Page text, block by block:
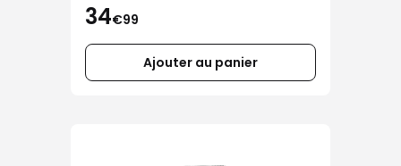
34€99
Ajouter au panier